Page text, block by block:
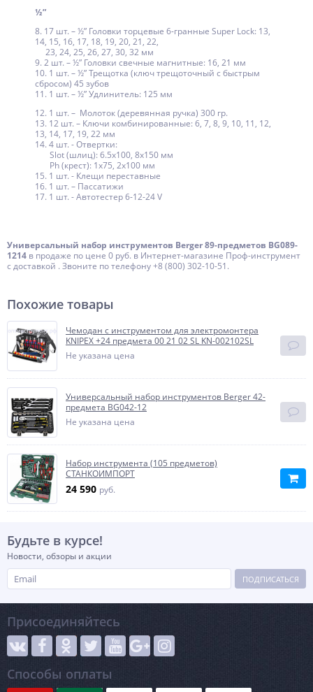
½”
8. 17 шт. – ½” Головки торцевые 6-гранные Super Lock: 13,
14, 15, 16, 17, 18, 19, 20, 21, 22,
23, 24, 25, 26, 27, 30, 32 мм
9. 2 шт. – ½” Головки свечные магнитные: 16, 21 мм
10. 1 шт. – ½” Трещотка (ключ трещоточный с быстрым
сбросом) 45 зубов
11. 1 шт. – ½” Удлинитель: 125 мм
12. 1 шт. – Молоток (деревянная ручка) 300 гр.
13. 12 шт. – Ключи комбинированные: 6, 7, 8, 9, 10, 11, 12,
13, 14, 17, 19, 22 мм
14. 4 шт. - Отвертки:
Slot (шлиц): 6.5x100, 8x150 мм
Ph (крест): 1x75, 2x100 мм
15. 1 шт. - Клещи переставные
16. 1 шт. – Пассатижи
17. 1 шт. - Автотестер 6-12-24 V
Универсальный набор инструментов Berger 89-предметов BG089-
1214 в продаже по цене 0 руб. в Интернет-магазине Проф-инструмент
с доставкой . Звоните по телефону +8 (800) 302-10-51.
Похожие товары
Чемодан с инструментом для электромонтера
KNIPEX +24 предмета 00 21 02 SL KN-002102SL
Не указана цена
Универсальный набор инструментов Berger 42-
предмета BG042-12
Не указана цена
Набор инструмента (105 предметов)
СТАНКОИМПОРТ
24 590 руб.
Будьте в курсе!
Новости, обзоры и акции
ПОДПИСАТЬСЯ
Присоединяйтесь
Способы оплаты